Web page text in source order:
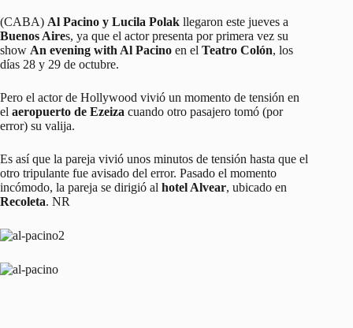
(CABA) Al Pacino y Lucila Polak llegaron este jueves a
Buenos Aires, ya que el actor presenta por primera vez su
show An evening with Al Pacino en el Teatro Colón, los
días 28 y 29 de octubre.
Pero el actor de Hollywood vivió un momento de tensión en
el aeropuerto de Ezeiza cuando otro pasajero tomó (por
error) su valija.
Es así que la pareja vivió unos minutos de tensión hasta que el
otro tripulante fue avisado del error. Pasado el momento
incómodo, la pareja se dirigió al hotel Alvear, ubicado en
Recoleta. NR